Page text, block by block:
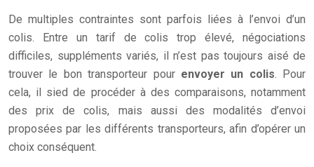
De multiples contraintes sont parfois liées à l’envoi d’un
colis. Entre un tarif de colis trop élevé, négociations
difficiles, suppléments variés, il n’est pas toujours aisé de
trouver le bon transporteur pour envoyer un colis. Pour
cela, il sied de procéder à des comparaisons, notamment
des prix de colis, mais aussi des modalités d’envoi
proposées par les différents transporteurs, afin d’opérer un
choix conséquent.